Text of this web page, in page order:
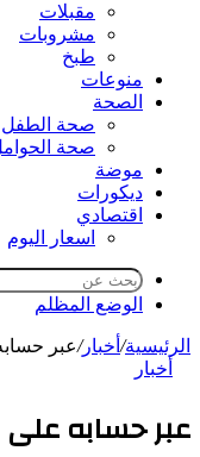
مقبلات
مشروبات
طبخ
منوعات
الصحة
صحة الطفل
صحة
موضة
ديكورات
اقتصادي
اسعار اليوم
الوضع المظلم
الرئيسية/ أخبار/عبر
أخبار
عبر حسابه